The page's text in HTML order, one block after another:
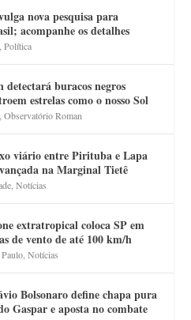
nova pesquisa para
acompanhe os detalhes
,Política
detectará buracos negros
estrelas como o nosso Sol
,Observatório Roman
viário entre Pirituba e Lapa
na Marginal Tietê
,Notícias
extratropical coloca SP em
de vento de até 100 km/h
,Notícias
Bolsonaro define chapa pura
Gaspar e aposta no combate